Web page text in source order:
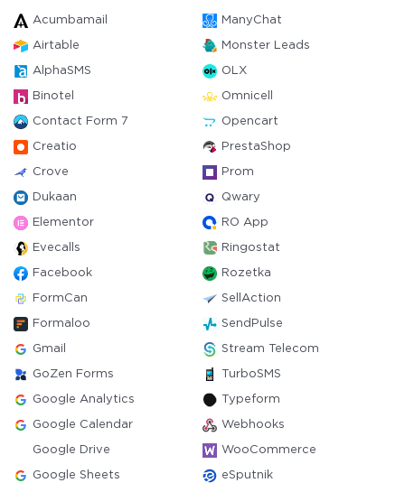
Acumbamail ManyChat
Airtable Monster Leads
AlphaSMS OLX
Binotel Omnicell
Contact Form 7 Opencart
Creatio PrestaShop
Crove Prom
Dukaan Qwary
Elementor RO App
Evecalls Ringostat
Facebook Rozetka
FormCan SellAction
Formaloo SendPulse
Gmail Stream Telecom
GoZen Forms TurboSMS
Google Analytics Typeform
Google Calendar Webhooks
Google Drive WooCommerce
Google Sheets eSputnik